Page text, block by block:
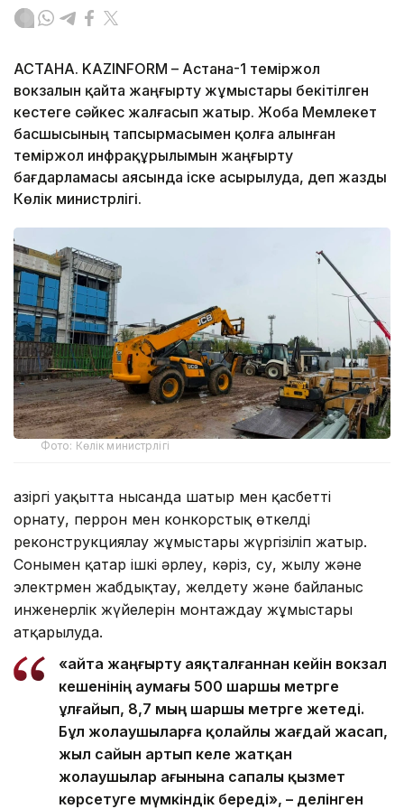
АСТАНА. KAZINFORM – Астана-1 теміржол
вокзалын қайта жаңғырту жұмыстары бекітілген
кестеге сәйкес жалғасып жатыр. Жоба Мемлекет
басшысының тапсырмасымен қолға алынған
теміржол инфрақұрылымын жаңғырту
бағдарламасы аясында іске асырылуда, деп жазды
Көлік министрлігі.
Фото: Көлік министрлігі
Қазіргі уақытта нысанда шатыр мен қасбетті
орнату, перрон мен конкорстық өткелді
реконструкциялау жұмыстары жүргізіліп жатыр.
Сонымен қатар ішкі әрлеу, кәріз, су, жылу және
электрмен жабдықтау, желдету және байланыс
инженерлік жүйелерін монтаждау жұмыстары
атқарылуда.
«Қайта жаңғырту аяқталғаннан кейін вокзал
кешенінің аумағы 500 шаршы метрге
ұлғайып, 8,7 мың шаршы метрге жетеді.
Бұл жолаушыларға қолайлы жағдай жасап,
жыл сайын артып келе жатқан
жолаушылар ағынына сапалы қызмет
көрсетуге мүмкіндік береді», – делінген